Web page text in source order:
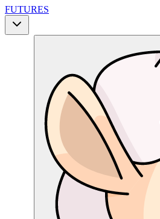
FUTURES